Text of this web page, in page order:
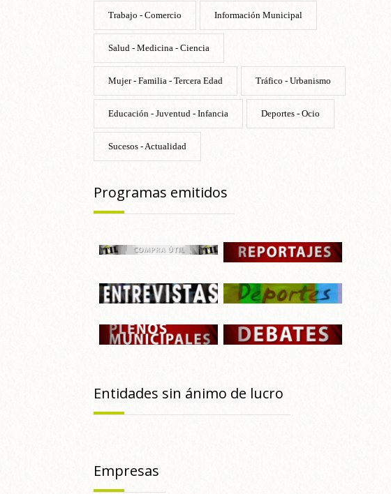
Trabajo - Comercio Información Municipal
Salud - Medicina - Ciencia
Mujer - Familia - Tercera Edad Tráfico - Urbanismo
Educación - Juventud - Infancia Deportes - Ocio
Sucesos - Actualidad
Programas emitidos
Entidades sin ánimo de lucro
Empresas